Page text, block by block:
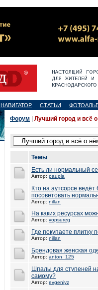
НАВИГАТОР СТАТЬИ
Форум Лучший город и всё
Темы
Есть ли нормальный
Автор: paupla
Кто на аутсорсе
посоветовать
Автор: nillan
На каких ресурсах
Автор: vopsureg
Где покупаете плитку
Автор: nillan
Брендовая женская
Автор: anton_125
Шпалы для ступеней
самому?
Автор: evgeniyz